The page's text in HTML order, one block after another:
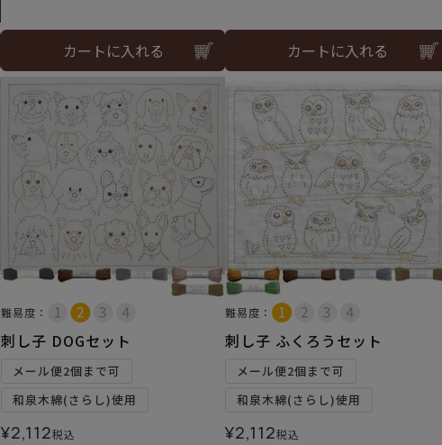
カートに入れる カートに入れる
難易度：
刺し子 DOGセット
メール便2個まで可
和泉木綿(さらし)使用
¥2,112税込
難易度：
刺し子 ふくろうセット
メール便2個まで可
和泉木綿(さらし)使用
¥2,112税込